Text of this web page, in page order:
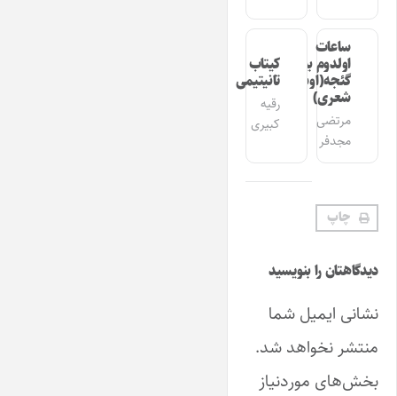
ساعات
اولدوم بیر
گئجه(اوشاق
شعری)
مرتضی
مجدفر
کیتاب
تانیتیمی
رقیه
کبیری
چاپ
دیدگاهتان را بنویسید
نشانی ایمیل شما
منتشر نخواهد شد.
بخش‌های موردنیاز